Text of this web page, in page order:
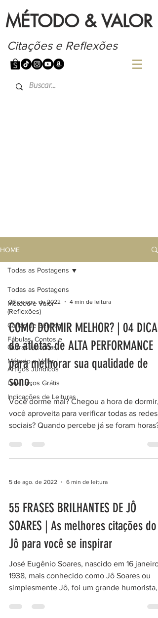
MÉTODO & VALOR
Citações e Reflexões
HOME
Todas as Postagens
Método e Valor
(Reflexões)
Cartas de Sêneca
Fábulas, Contos e
Outras Histórias
Método e Valor |
Artigos Jurídicos
Leia Livros Grátis
Indicações de Leituras
Todas as Postagens
28 de ago. de 2022 4 min de leitura
COMO DORMIR MELHOR? | 04 DICAS
de atletas de ALTA PERFORMANCE
para melhorar sua qualidade de
sono.
Você dorme mal? Chegou a hora de dormir,
você aproveita para verificar todas as redes
sociais? Quando percebe já se foram horas?
5 de ago. de 2022 6 min de leitura
55 FRASES BRILHANTES DE JÔ
SOARES | As melhores citações do
Jô para você se inspirar
José Eugênio Soares, nascido em 16 janeiro
1938, mais conhecido como Jô Soares ou
simplesmente Jô, foi um grande humorista,